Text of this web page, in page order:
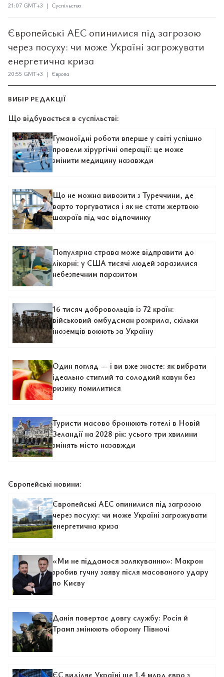
21:07 GMT+3 | Суспільство
Європейські АЕС опинилися під загрозою
через посуху: чи може Україні загрожувати
енергетична криза
20:55 GMT+3 | Європа
ВИБІР РЕДАКЦІЇ
Що відбувається в суспільстві:
Гуманоїдні роботи вперше у світі успішно
провели хірургічні операції: це може
змінити медицину назавжди
Що не можна вивозити з Туреччини, де
варто торгуватися і як не стати жертвою
шахраїв під час відпочинку
Популярна страва може відправити до
лікарні: у США тисячі людей заразилися
небезпечним паразитом
16 тисяч добровольців із 72 країн:
військовий омбудсман розкрила, скільки
іноземців воюють за Україну
Один погляд — і ви вже знаєте: як вибрати
ідеально стиглий та солодкий кавун без
ризику помилитися
Туристи масово бронюють готелі в Новій
Зеландії на 2028 рік: усього три хвилини
змінять місто назавжди
Європейські новини:
Європейські АЕС опинилися під загрозою
через посуху: чи може Україні загрожувати
енергетична криза
«Ми не піддамося залякуванню»: Макрон
зробив гучну заяву після масованого удару
по Києву
Данія повертає довгу службу: Росія й
Трамп змінюють оборону Півночі
ЄС виділяє Україні ще 1,4 млрд євро з